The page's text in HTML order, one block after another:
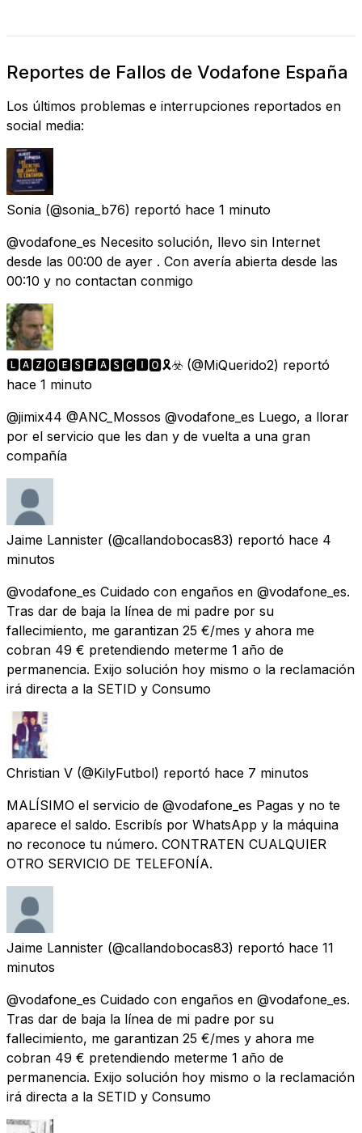
Reportes de Fallos de Vodafone España
Los últimos problemas e interrupciones reportados en
social media:
Sonia (@sonia_b76) reportó hace 1 minuto
@vodafone_es Necesito solución, llevo sin Internet
desde las 00:00 de ayer . Con avería abierta desde las
00:10 y no contactan conmigo
🅻🅰🆉🅾🅴🆂🅵🅰🆂🅲🅸🅾🎗️☣️ (@MiQuerido2) reportó
hace 1 minuto
@jimix44 @ANC_Mossos @vodafone_es Luego, a llorar
por el servicio que les dan y de vuelta a una gran
compañía
Jaime Lannister (@callandobocas83) reportó hace 4
minutos
@vodafone_es Cuidado con engaños en @vodafone_es.
Tras dar de baja la línea de mi padre por su
fallecimiento, me garantizan 25 €/mes y ahora me
cobran 49 € pretendiendo meterme 1 año de
permanencia. Exijo solución hoy mismo o la reclamación
irá directa a la SETID y Consumo
Christian V (@KilyFutbol) reportó hace 7 minutos
MALÍSIMO el servicio de @vodafone_es Pagas y no te
aparece el saldo. Escribís por WhatsApp y la máquina
no reconoce tu número. CONTRATEN CUALQUIER
OTRO SERVICIO DE TELEFONÍA.
Jaime Lannister (@callandobocas83) reportó hace 11
minutos
@vodafone_es Cuidado con engaños en @vodafone_es.
Tras dar de baja la línea de mi padre por su
fallecimiento, me garantizan 25 €/mes y ahora me
cobran 49 € pretendiendo meterme 1 año de
permanencia. Exijo solución hoy mismo o la reclamación
irá directa a la SETID y Consumo